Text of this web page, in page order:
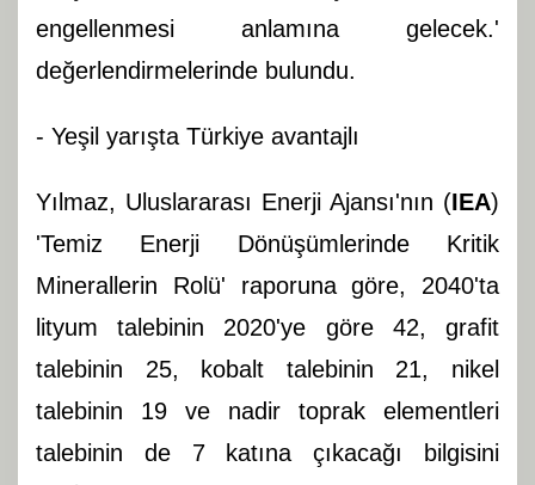
engellenmesi anlamına gelecek.'
değerlendirmelerinde bulundu.
- Yeşil yarışta Türkiye avantajlı
Yılmaz, Uluslararası Enerji Ajansı'nın (IEA)
'Temiz Enerji Dönüşümlerinde Kritik
Minerallerin Rolü' raporuna göre, 2040'ta
lityum talebinin 2020'ye göre 42, grafit
talebinin 25, kobalt talebinin 21, nikel
talebinin 19 ve nadir toprak elementleri
talebinin de 7 katına çıkacağı bilgisini